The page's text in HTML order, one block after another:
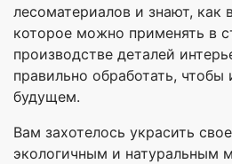
лесоматериалов и знают, как
которое можно применять в
производстве деталей
правильно обработать,
будущем.
Вам захотелось украсить
экологичным и натуральным